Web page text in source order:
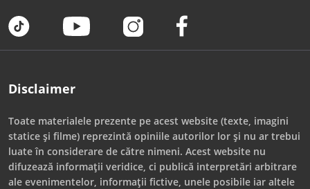
Disclaimer
Toate materialele prezente pe acest website (texte, imagini
statice și filme) reprezintă opiniile autorilor lor și nu ar trebui
luate în considerare de către nimeni. Acest website nu
difuzează informații veridice, ci publică interpretări arbitrare
ale evenimentelor, informații fictive, unele posibile iar altele